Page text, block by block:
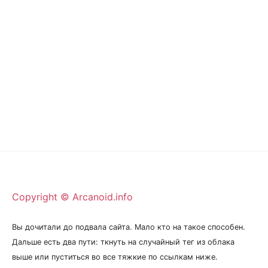
Copyright © Arcanoid.info
Вы дочитали до подвала сайта. Мало кто на такое способен.
Дальше есть два пути: ткнуть на случайный тег из облака
выше или пуститься во все тяжкие по ссылкам ниже.